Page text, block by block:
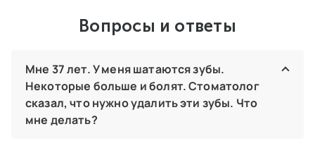
Вопросы и ответы
Мне 37 лет. У меня шатаются зубы.
Некоторые больше и болят. Стоматолог
сказал, что нужно удалить эти зубы. Что
мне делать?